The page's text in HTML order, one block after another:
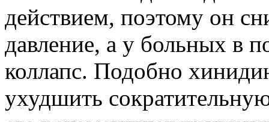
действием, поэтому он
давление, а у больных в
коллапс. Подобно
ухудшить